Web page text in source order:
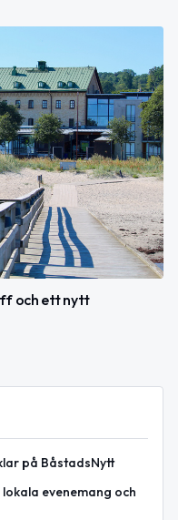
och ett nytt
på BåstadsNytt
evenemang och